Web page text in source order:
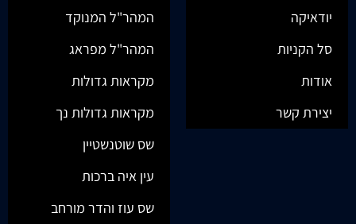
יודאיקה
סל הקניות
אודות
יצירת קשר
המהר"ל המנוקד
המהר"ל מפראג
מקראות גדולות
מקראות גדולות נך
שס שוטנשטיין
עין איה ברכות
שס עוז והדר מורחב